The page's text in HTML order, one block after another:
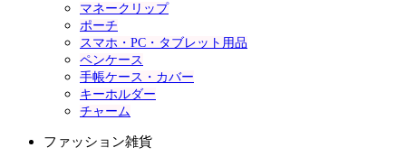
マネークリップ
ポーチ
スマホ・PC・タブレット用品
ペンケース
手帳ケース・カバー
キーホルダー
チャーム
ファッション雑貨